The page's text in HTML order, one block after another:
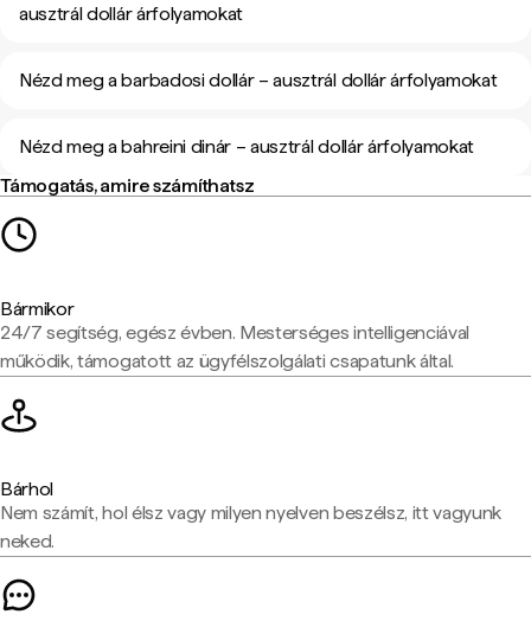
ausztrál dollár árfolyamokat
Nézd meg a barbadosi dollár – ausztrál dollár árfolyamokat
Nézd meg a bahreini dinár – ausztrál dollár árfolyamokat
Támogatás, amire számíthatsz
Bármikor
24/7 segítség, egész évben. Mesterséges intelligenciával
működik, támogatott az ügyfélszolgálati csapatunk által.
Bárhol
Nem számít, hol élsz vagy milyen nyelven beszélsz, itt vagyunk
neked.